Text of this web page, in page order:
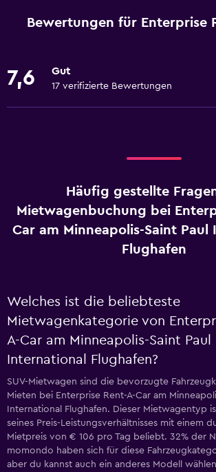
Bewertungen für Enterprise
7,6 Gut
17 verifizierte Bewertungen
Häufig gestellte
Mietwagenbuchung bei
Car am Minneapolis-Saint Paul
Flughafen
Welches ist die beliebteste
Mietwagenkategorie von
A-Car am Minneapolis-Saint Paul
International Flughafen?
SUV-Mietwagen sind die bevorzugte
Mieten bei Enterprise Rent-A-Car am
International Flughafen. Dieser Mietwagentyp
seines Preis-Leistungsverhältnisses mit einem
Mietpreis von € 106 pro Tag beliebt. 32% der
momondo haben sich für diese
aber du kannst auch ein anderes Modell